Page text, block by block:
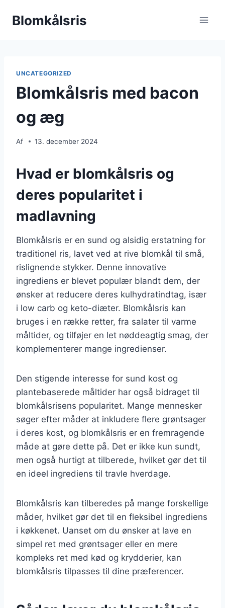
Blomkålsris
UNCATEGORIZED
Blomkålsris med bacon
og æg
Af 13. december 2024
Hvad er blomkålsris og
deres popularitet i
madlavning
Blomkålsris er en sund og alsidig erstatning for
traditionel ris, lavet ved at rive blomkål til små,
rislignende stykker. Denne innovative
ingrediens er blevet populær blandt dem, der
ønsker at reducere deres kulhydratindtag, især
i low carb og keto-diæter. Blomkålsris kan
bruges i en række retter, fra salater til varme
måltider, og tilføjer en let nøddeagtig smag, der
komplementerer mange ingredienser.
Den stigende interesse for sund kost og
plantebaserede måltider har også bidraget til
blomkålsrisens popularitet. Mange mennesker
søger efter måder at inkludere flere grøntsager
i deres kost, og blomkålsris er en fremragende
måde at gøre dette på. Det er ikke kun sundt,
men også hurtigt at tilberede, hvilket gør det til
en ideel ingrediens til travle hverdage.
Blomkålsris kan tilberedes på mange forskellige
måder, hvilket gør det til en fleksibel ingrediens
i køkkenet. Uanset om du ønsker at lave en
simpel ret med grøntsager eller en mere
kompleks ret med kød og krydderier, kan
blomkålsris tilpasses til dine præferencer.